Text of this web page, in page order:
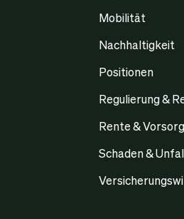
Mobilität
Nachhaltigkeit
Positionen
Regulierung &
Rente &
Schaden &